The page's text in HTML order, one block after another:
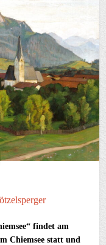
findet am
Chiemsee statt und